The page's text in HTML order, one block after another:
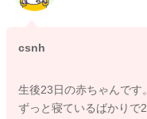
csnh
生後23日の赤ちゃんです。
ずっと寝ているばかりで